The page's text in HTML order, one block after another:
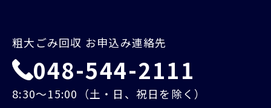
粗大ごみ回収 お申込み連絡先
048-544-2111
8:30～15:00（土・日、祝日を除く）